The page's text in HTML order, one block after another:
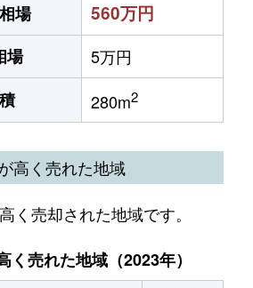
場
560万円
場
5万円
280m2
高く売れた地域
く売却された地域です。
く売れた地域（2023年）